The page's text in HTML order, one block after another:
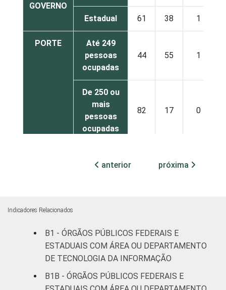
GOVERNO
Estadual 61 38 1
PORTE
Até 249
pessoas
ocupadas
44 55 1
De 250 ou
mais
pessoas
ocupadas
82 17 0
declarado
50
Pesquisa sobre o uso das tecnologias de
informação e comunicação no setor público
brasileiro - TIC Governo Eletrônico 2019.
anterior próxima
Indicadores Relacionados
B1 - ÓRGÃOS PÚBLICOS FEDERAIS E
ESTADUAIS COM ÁREA OU DEPARTAMENTO
DE TECNOLOGIA DA INFORMAÇÃO
B1B - ÓRGÃOS PÚBLICOS FEDERAIS E